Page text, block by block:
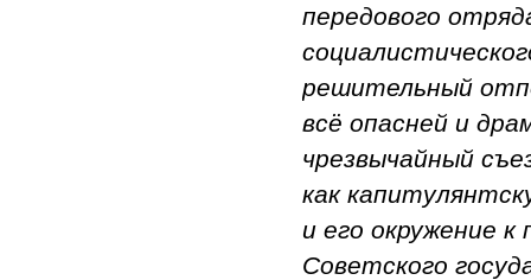
передового
решительный
всё опасней и
чрезвычайный
как
и его окружение
Советского